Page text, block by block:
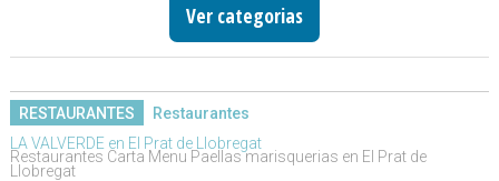
Ver categorias
RESTAURANTES
Restaurantes
LA VALVERDE en El Prat de Llobregat
Restaurantes Carta Menu Paellas marisquerias en El Prat de
Llobregat